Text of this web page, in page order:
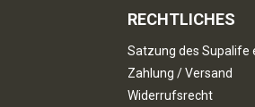
RECHTLICHES
Satzung des Supalife
Zahlung / Versand
Widerrufsrecht